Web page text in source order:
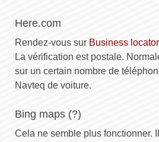
Here.com
Rendez-vous sur Business locator
La vérification est postale.
sur un certain nombre de
Navteq de voiture.
Bing maps (?)
Cela ne semble plus fonctionner.